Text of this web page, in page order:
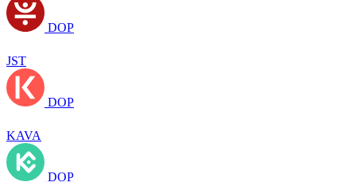
DOP
JST
DOP
KAVA
DOP